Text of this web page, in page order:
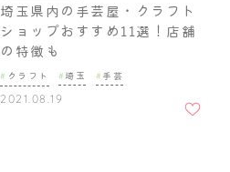
埼玉県内の手芸屋・クラフト
ショップおすすめ11選！店舗
の特徴も
クラフト 埼玉 手芸
2021.08.19
入りに